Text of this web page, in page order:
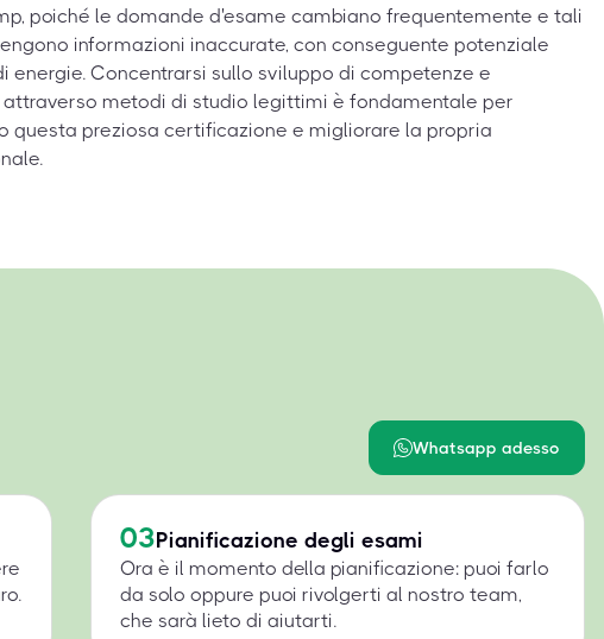
poiché le domande d'esame cambiano frequentemente e tali
informazioni inaccurate, con conseguente potenziale
energie. Concentrarsi sullo sviluppo di competenze e
metodi di studio legittimi è fondamentale per
questa preziosa certificazione e migliorare la propria
Whatsapp adesso
03Pianificazione degli esami
Ora è il momento della pianificazione: puoi farlo
da solo oppure puoi rivolgerti al nostro team,
che sarà lieto di aiutarti.